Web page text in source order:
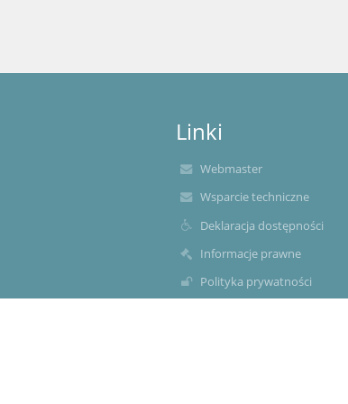
Linki
Webmaster
Wsparcie techniczne
Deklaracja dostępności
Informacje prawne
Polityka prywatności